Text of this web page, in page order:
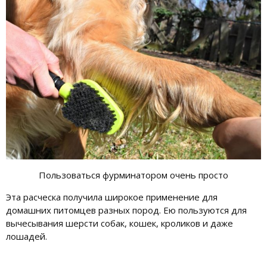
Пользоваться фурминатором очень просто
Эта расческа получила широкое применение для
домашних питомцев разных пород. Ею пользуются для
вычесывания шерсти собак, кошек, кроликов и даже
лошадей.